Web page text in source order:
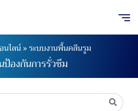
นไลน์»ระบบงานพื้นคลีนรูม
ป้องกันการรั่วซึม